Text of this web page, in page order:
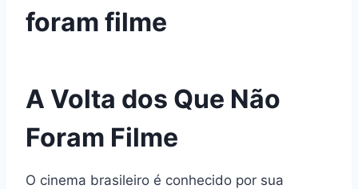
foram filme
A Volta dos Que Não
Foram Filme
O cinema brasileiro é conhecido por sua